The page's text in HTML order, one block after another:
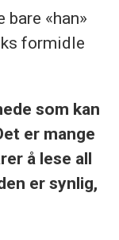
«han»
formidle
som kan
er mange
å lese all
er synlig,